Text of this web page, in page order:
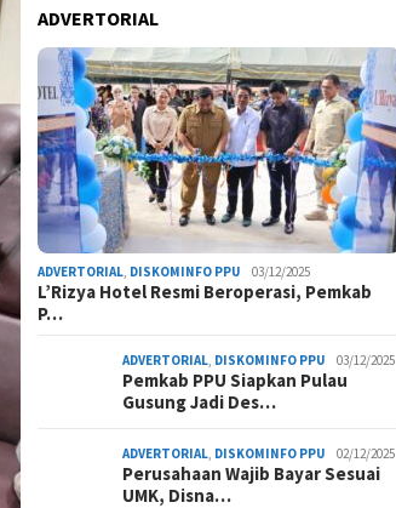
ADVERTORIAL
ADVERTORIAL DISKOMINFO PPU 03/12/2025
L’Rizya Hotel Resmi Beroperasi, Pemkab
P…
ADVERTORIAL DISKOMINFO PPU 03/12/2025
Pemkab PPU Siapkan Pulau
Gusung Jadi Des…
ADVERTORIAL DISKOMINFO PPU 02/12/2025
Perusahaan Wajib Bayar Sesuai
UMK, Disna…